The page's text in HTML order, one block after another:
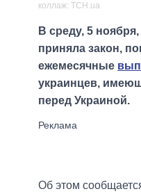
коллаж: ТСН.ua
В среду, 5
приняла закон,
ежемесячные
украинцев,
перед Украиной.
Об этом